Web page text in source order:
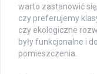
warto zastanowić
czy preferujemy
czy ekologiczne
były funkcjonalne i
pomieszczenia.